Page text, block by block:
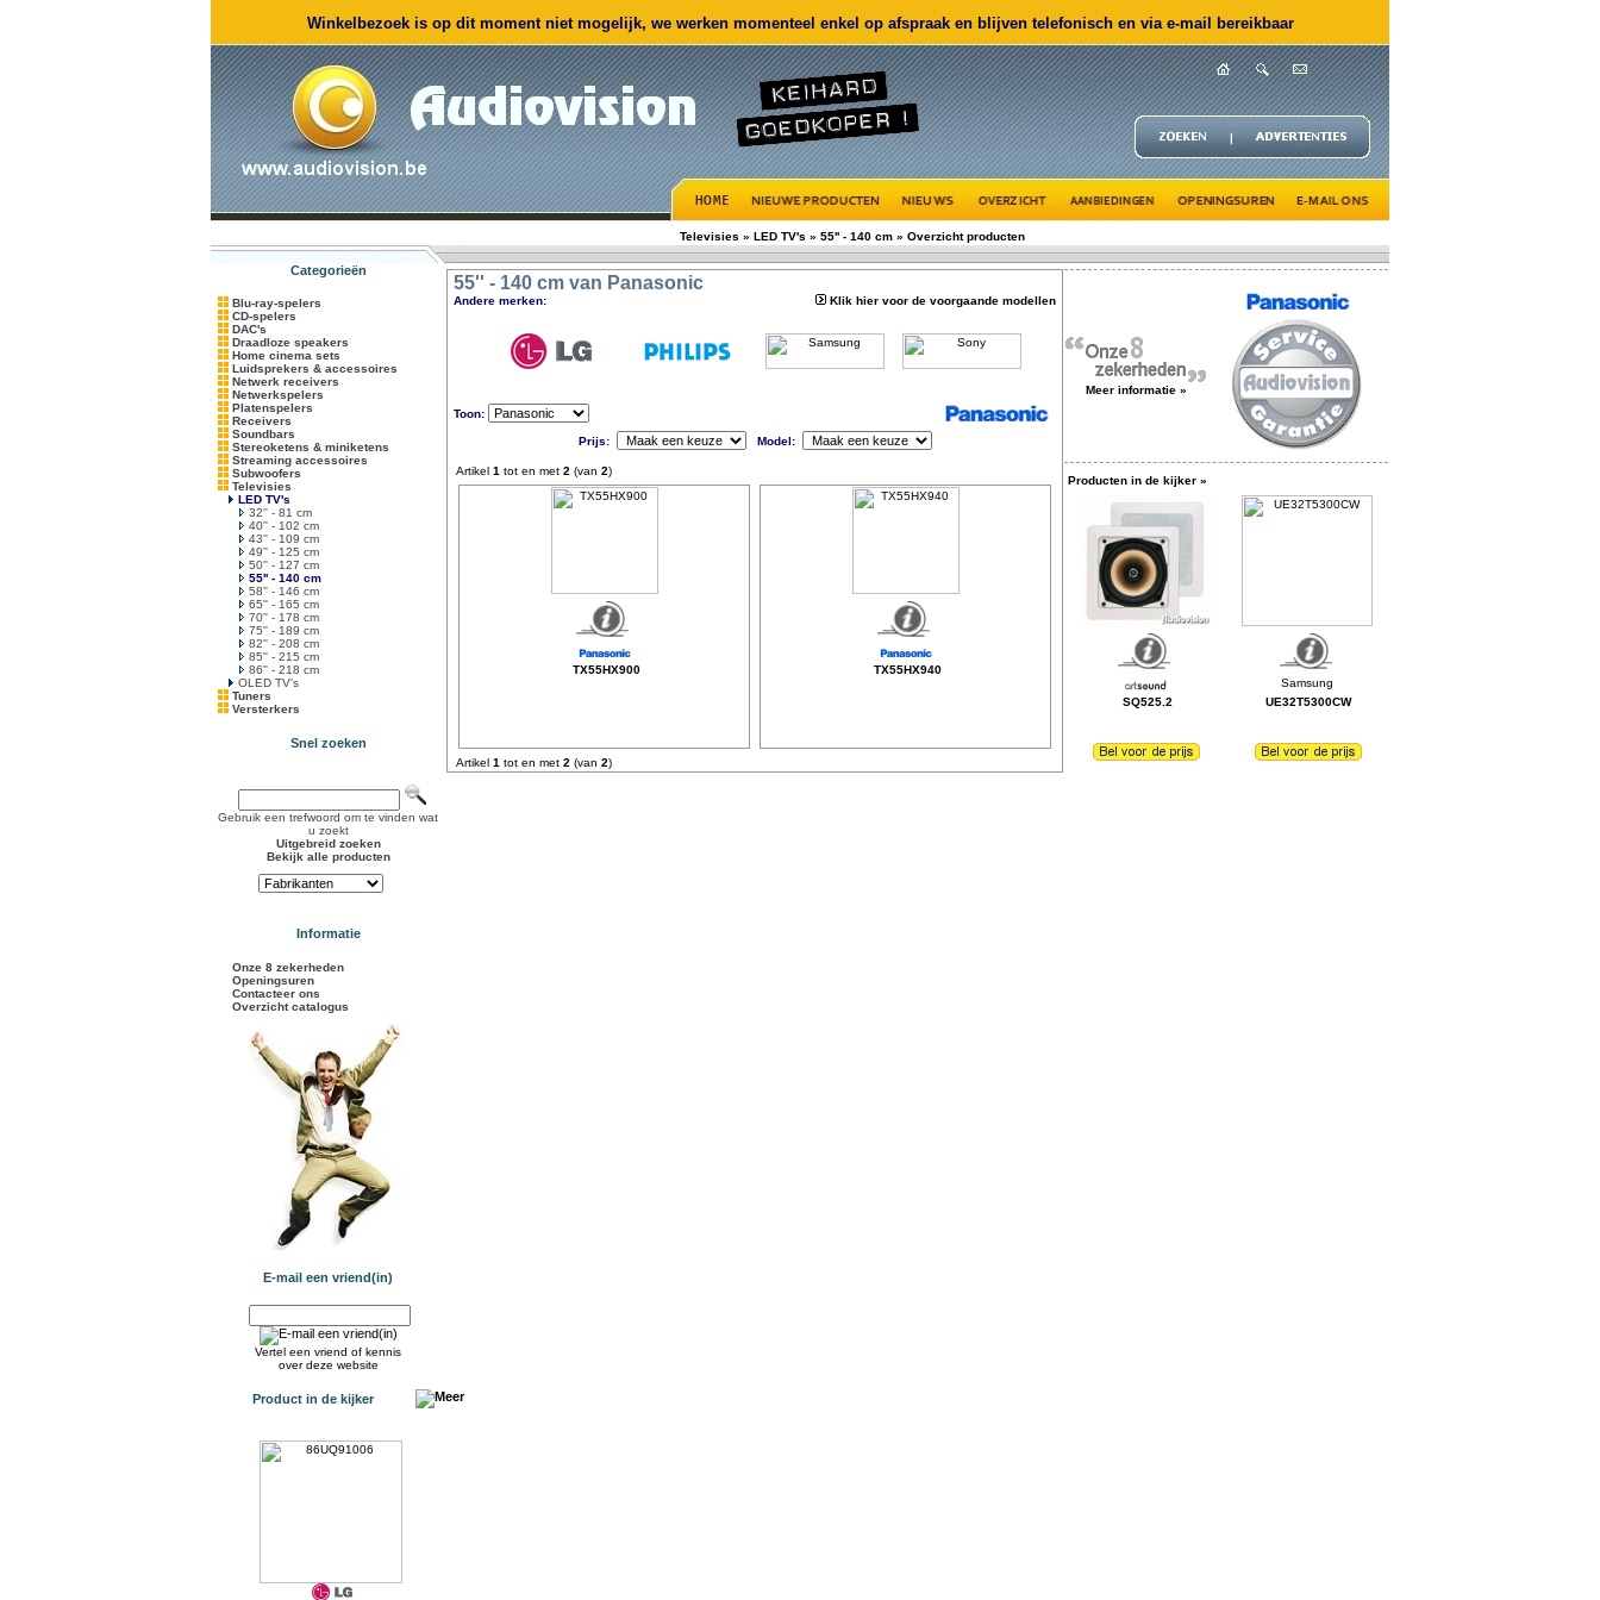
Winkelbezoek is op dit moment niet mogelijk, we werken momenteel enkel op afspraak en blijven telefonisch en via e-mail bereikbaar
Televisies » LED TV's » 55'' - 140 cm » Overzicht producten
Categorieën
Blu-ray-spelers
CD-spelers
DAC's
Draadloze speakers
Home cinema sets
Luidsprekers & accessoires
Netwerk receivers
Netwerkspelers
Platenspelers
Receivers
Soundbars
Stereoketens & miniketens
Streaming accessoires
Subwoofers
Televisies
LED TV's
32'' - 81 cm
40'' - 102 cm
43'' - 109 cm
49'' - 125 cm
50'' - 127 cm
55'' - 140 cm
58'' - 146 cm
65'' - 165 cm
70'' - 178 cm
75'' - 189 cm
82'' - 208 cm
85'' - 215 cm
86'' - 218 cm
OLED TV's
Tuners
Versterkers
Snel zoeken
Gebruik een trefwoord om te vinden wat
u zoekt
Uitgebreid zoeken
Bekijk alle producten
Informatie
Onze 8 zekerheden
Openingsuren
Contacteer ons
Overzicht catalogus
E-mail een vriend(in)
Vertel een vriend of kennis
over deze website
Product in de kijker
55'' - 140 cm van Panasonic
Andere merken: Klik hier voor de voorgaande modellen
Toon:
Prijs: Model:
Artikel 1 tot en met 2 (van 2)
TX55HX900 TX55HX940
Artikel 1 tot en met 2 (van 2)
Meer informatie »
Producten in de kijker »
SQ525.2 UE32T5300CW